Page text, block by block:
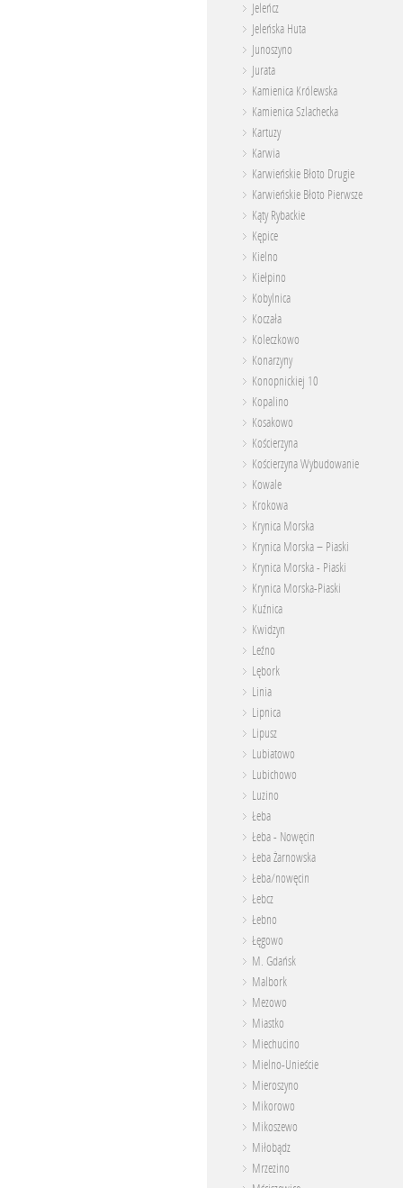
Jeleńcz
Jeleńska Huta
Junoszyno
Jurata
Kamienica Królewska
Kamienica Szlachecka
Kartuzy
Karwia
Karwieńskie Błoto Drugie
Karwieńskie Błoto Pierwsze
Kąty Rybackie
Kępice
Kielno
Kiełpino
Kobylnica
Koczała
Koleczkowo
Konarzyny
Konopnickiej 10
Kopalino
Kosakowo
Kościerzyna
Kościerzyna Wybudowanie
Kowale
Krokowa
Krynica Morska
Krynica Morska – Piaski
Krynica Morska - Piaski
Krynica Morska-Piaski
Kuźnica
Kwidzyn
Leźno
Lębork
Linia
Lipnica
Lipusz
Lubiatowo
Lubichowo
Luzino
Łeba
Łeba - Nowęcin
Łeba Żarnowska
Łeba/nowęcin
Łebcz
Łebno
Łęgowo
M. Gdańsk
Malbork
Mezowo
Miastko
Miechucino
Mielno-Unieście
Mieroszyno
Mikorowo
Mikoszewo
Miłobądz
Mrzezino